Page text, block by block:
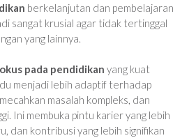
berkelanjutan dan pembelajaran
sangat krusial agar tidak tertinggal
yang lainnya.
pada pendidikan yang kuat
menjadi lebih adaptif terhadap
masalah kompleks, dan
Ini membuka pintu karier yang lebih
dan kontribusi yang lebih signifikan